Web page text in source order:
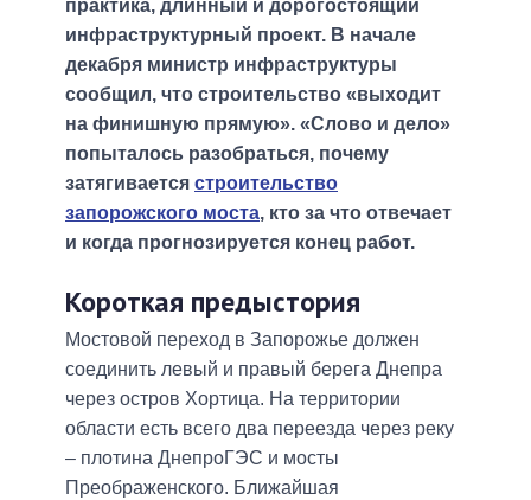
практика, длинный и дорогостоящий
инфраструктурный проект. В начале
декабря министр инфраструктуры
сообщил, что строительство «выходит
на финишную прямую». «Слово и дело»
попыталось разобраться, почему
затягивается строительство
запорожского моста, кто за что отвечает
и когда прогнозируется конец работ.
Короткая предыстория
Мостовой переход в Запорожье должен
соединить левый и правый берега Днепра
через остров Хортица. На территории
области есть всего два переезда через реку
– плотина ДнепроГЭС и мосты
Преображенского. Ближайшая